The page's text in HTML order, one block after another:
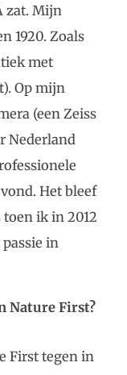
zat. Mijn
1920. Zoals
met
Op mijn
(een Zeiss
Nederland
Het bleef
ik in 2012
in
Nature First?
First tegen in